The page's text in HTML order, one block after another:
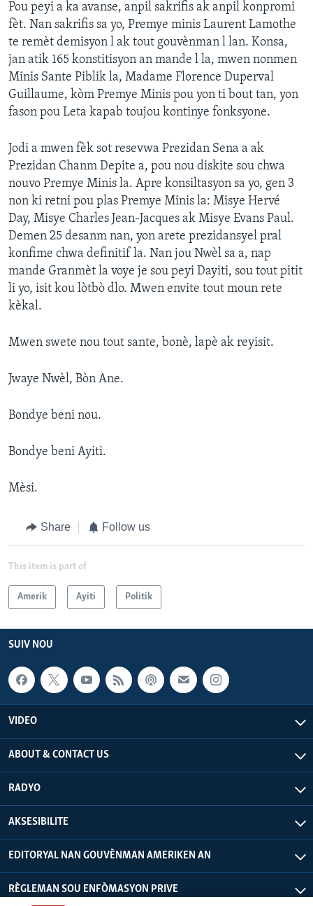
Pou peyi a ka avanse, anpil sakrifis ak anpil konpromi
fèt. Nan sakrifis sa yo, Premye minis Laurent Lamothe
te remèt demisyon l ak tout gouvènman l lan. Konsa,
jan atik 165 konstitisyon an mande l la, mwen nonmen
Minis Sante Piblik la, Madame Florence Duperval
Guillaume, kòm Premye Minis pou yon ti bout tan, yon
fason pou Leta kapab toujou kontinye fonksyone.
Jodi a mwen fèk sot resevwa Prezidan Sena a ak
Prezidan Chanm Depite a, pou nou diskite sou chwa
nouvo Premye Minis la. Apre konsiltasyon sa yo, gen 3
non ki retni pou plas Premye Minis la: Misye Hervé
Day, Misye Charles Jean-Jacques ak Misye Evans Paul.
Demen 25 desanm nan, yon arete prezidansyel pral
konfime chwa definitif la. Nan jou Nwèl sa a, nap
mande Granmèt la voye je sou peyi Dayiti, sou tout pitit
li yo, isit kou lòtbò dlo. Mwen envite tout moun rete
kèkal.
Mwen swete nou tout sante, bonè, lapè ak reyisit.
Jwaye Nwèl, Bòn Ane.
Bondye beni nou.
Bondye beni Ayiti.
Mèsi.
Share Follow us
This item is part of
Amerik Ayiti Politik
SUIV NOU
VIDEO
ABOUT & CONTACT US
RADYO
AKSESIBILITE
EDITORYAL NAN GOUVÈNMAN AMERIKEN AN
RÈGLEMAN SOU ENFÒMASYON PRIVE